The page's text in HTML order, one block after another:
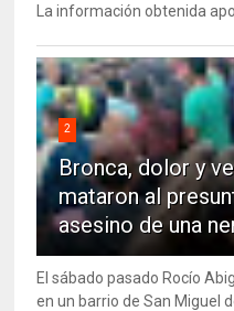
La información obtenida
2
Bronca, dolor y
mataron al
asesino de una
El sábado pasado Rocío
en un barrio de San Miguel